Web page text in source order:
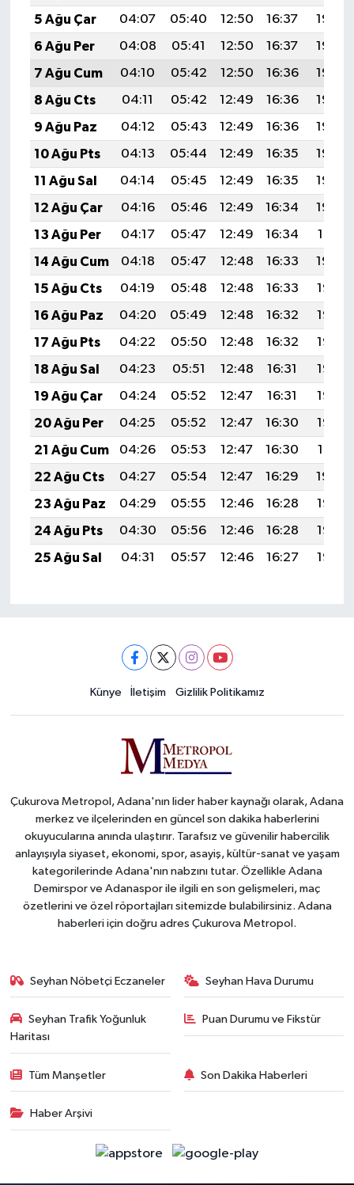
5 Ağu Çar
04:07 05:40 12:50 16:37
19:50
6 Ağu Per
04:08 05:41 12:50 16:37
19:49
7 Ağu Cum
04:10 05:42 12:50 16:36
19:48
8 Ağu Cts
04:11 05:42 12:49 16:36
19:46
9 Ağu Paz
04:12 05:43 12:49 16:36
19:45
10 Ağu Pts
04:13 05:44 12:49 16:35
19:44
11 Ağu Sal
04:14 05:45 12:49 16:35
19:43
12 Ağu Çar
04:16 05:46 12:49 16:34
19:42
13 Ağu Per
04:17 05:47 12:49 16:34
19:41
14 Ağu Cum
04:18 05:47 12:48 16:33
19:40
15 Ağu Cts
04:19 05:48 12:48 16:33
19:38
16 Ağu Paz
04:20 05:49 12:48 16:32
19:37
17 Ağu Pts
04:22 05:50 12:48 16:32
19:36
18 Ağu Sal
04:23 05:51 12:48 16:31
19:35
19 Ağu Çar
04:24 05:52 12:47 16:31
19:33
20 Ağu Per
04:25 05:52 12:47 16:30
19:32
21 Ağu Cum
04:26 05:53 12:47 16:30
19:31
22 Ağu Cts
04:27 05:54 12:47 16:29
19:29
23 Ağu Paz
04:29 05:55 12:46 16:28
19:28
24 Ağu Pts
04:30 05:56 12:46 16:28
19:27
25 Ağu Sal
04:31 05:57 12:46 16:27 19:25
Künye İletişim Gizlilik Politikamız
Çukurova Metropol, Adana'nın lider haber kaynağı olarak, Adana
merkez ve ilçelerinden en güncel son dakika haberlerini
okuyucularına anında ulaştırır. Tarafsız ve güvenilir habercilik
anlayışıyla siyaset, ekonomi, spor, asayiş, kültür-sanat ve yaşam
kategorilerinde Adana'nın nabzını tutar. Özellikle Adana
Demirspor ve Adanaspor ile ilgili en son gelişmeleri, maç
özetlerini ve özel röportajları sitemizde bulabilirsiniz. Adana
haberleri için doğru adres Çukurova Metropol.
Seyhan Nöbetçi Eczaneler Seyhan Hava Durumu
Seyhan Trafik Yoğunluk
Haritası
Puan Durumu ve Fikstür
Tüm Manşetler Son Dakika Haberleri
Haber Arşivi